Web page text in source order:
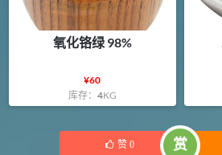
氧化铬绿 98%
¥60
库存： 4KG
赞 0 赏